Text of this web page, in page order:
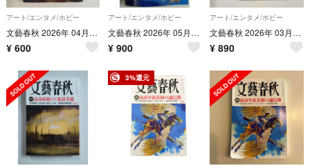
アート/エンタメ/ホビー
文藝春秋 2026年 04月号 [雑誌]
¥ 600
アート/エンタメ/ホビー
文藝春秋 2026年 05月号 [雑誌]
¥ 900
アート/エンタメ/ホビー
文藝春秋 2026年 03月号 [雑誌]
¥ 890
3%還元